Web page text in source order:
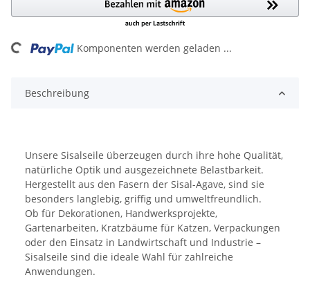
Komponenten werden geladen ...
Beschreibung
Unsere Sisalseile überzeugen durch ihre hohe Qualität,
natürliche Optik und ausgezeichnete Belastbarkeit.
Hergestellt aus den Fasern der Sisal-Agave, sind sie
besonders langlebig, griffig und umweltfreundlich.
Ob für Dekorationen, Handwerksprojekte,
Gartenarbeiten, Kratzbäume für Katzen, Verpackungen
oder den Einsatz in Landwirtschaft und Industrie –
Sisalseile sind die ideale Wahl für zahlreiche
Anwendungen.